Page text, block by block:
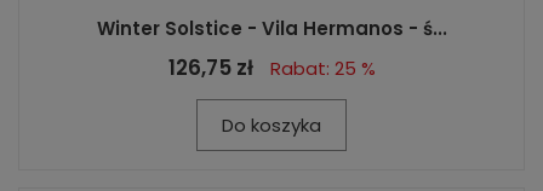
Winter Solstice - Vila Hermanos - ś...
126,75 zł Rabat: 25 %
Do koszyka